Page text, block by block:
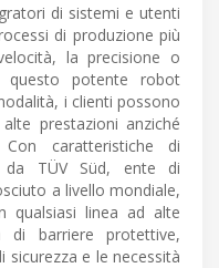
di sistemi e utenti
di produzione più
la precisione o
questo potente robot
i clienti possono
prestazioni anziché
caratteristiche di
da TÜV Süd, ente di
a livello mondiale,
qualsiasi linea ad alte
di barriere protettive,
e le necessità